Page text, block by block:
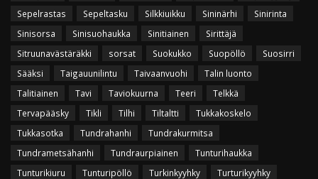
Sepelrastas
Sepeltasku Silkkiuikku Sininärhi
Sinirinta
Sinisorsa
Sinisuohaukka Sinitiainen
Sirittäjä
Sitruunavästäräkki
sorsat Suokukko Suopöllö
Suosirri
Sääksi
Taigauunilintu Taivaanvuohi
Talin luonto
Talitiainen
Tavi Taviokuurna Teeri
Telkkä
Tervapääsky
Tikli Tilhi Tiltaltti
Tukkakoskelo
Tukkasotka
Tundrahanhi
Tundrakurmitsa
Tundrametsähanhi
Tundraurpiainen
Tunturihaukka
Tunturikiuru
Tunturipöllö Turkinkyyhky
Turturikyyhky